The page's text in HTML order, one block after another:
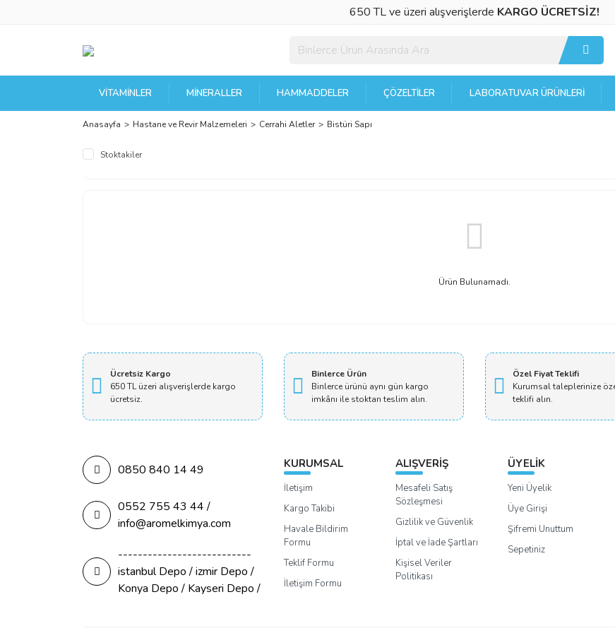
650 TL ve üzeri alışverişlerde KARGO ÜCRETSİZ!
VITAMINLER MINERALLER HAMMADDELER ÇÖZELTILER LABORATUVAR ÜRÜNLERI
Anasayfa Hastane ve Revir Malzemeleri Cerrahi Aletler Bistüri Sapı
Stoktakiler
Ürün Bulunamadı.
Ücretsiz Kargo
650 TL üzeri alışverişlerde kargo
ücretsiz.
Binlerce Ürün
Binlerce ürünü aynı gün kargo
imkânı ile stoktan teslim alın.
Özel Fiyat Teklifi
Kurumsal taleplerinize
teklifi alın.
0850 840 14 49
0552 755 43 44 /
info@aromelkimya.com
---------------------------
istanbul Depo / izmir Depo /
Konya Depo / Kayseri Depo /
KURUMSAL
İletişim
Kargo Takibi
Havale Bildirim
Formu
Teklif Formu
İletişim Formu
ALIŞVERİŞ
Mesafeli Satış
Sözleşmesi
Gizlilik ve Güvenlik
İptal ve İade Şartları
Kişisel Veriler
Politikası
ÜYELİK
Yeni Üyelik
Üye Girişi
Şifremi Unuttum
Sepetiniz